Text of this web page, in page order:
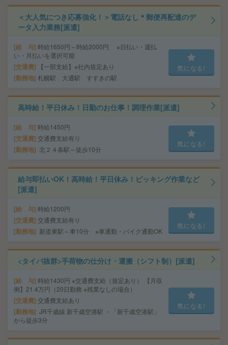
＜大人気につき応募強化！＞電話なし＊郵便再配達のデ
ータ入力業務[派遣]
給 与 時給1650円～時給2000円 ※日払い・週払
い・月払いを選択可能
交通費 【一部支給】※社内規定あり
勤務地 札幌駅 大通駅 すすきの駅
気になる!
高時給！平日休み！日勤のお仕事！調理作業[派遣]
給 与 時給1450円
交通費 交通費支給有り
勤務地 北２４条駅～徒歩10分
気になる!
給与即払いOK！高時給！平日休み！ピッキング作業など
[派遣]
給 与 時給1200円
交通費 交通費支給有り
勤務地 新道東駅～車10分 ※車通勤・バイク通勤OK
気になる!
<タイパ抜群>手荷物の仕分け・運搬（シフト制）[派遣]
給 与 時給1430円 ※交通費支給（規定あり） 【月収
例】21.4万円（20日勤務 ※残業なしの場合）
交通費 交通費支給あり
勤務地 JR千歳線 新千歳空港駅 ・「新千歳空港駅」
から徒歩3分
気になる!